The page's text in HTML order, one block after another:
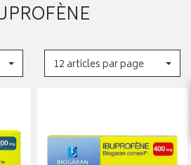
12 articles par page